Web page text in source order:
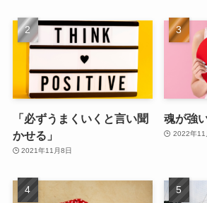
「必ずうまくいくと言い聞
かせる」
2021年11月8日
魂が強
2022年11